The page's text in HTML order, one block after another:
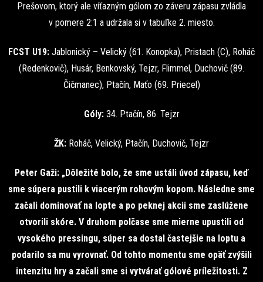
Prešovom, ktorý ale víťazným gólom zo záveru zápasu zvládla
v pomere 2:1 a udržala si v tabuľke 2. miesto.
FCST U19: Jablonický – Velický (61. Konopka), Pristach (C), Roháč
(Redenkovič), Husár, Benkovský, Tejzr, Flimmel, Duchovič (89.
Čičmanec), Ptačín, Maťo (69. Priecel)
Góly: 34. Ptačín, 86. Tejzr
ŽK: Roháč, Velický, Ptačín, Duchovič, Tejzr
Peter Gaži: „Dôležité bolo, že sme ustáli úvod zápasu, keď
sme súpera pustili k viacerým rohovým kopom. Následne sme
začali dominovať na lopte a po peknej akcii sme zaslúžene
otvorili skóre. V druhom polčase sme mierne upustili od
vysokého pressingu, súper sa dostal častejšie na loptu a
podarilo sa mu vyrovnať. Od tohto momentu sme opäť zvýšili
intenzitu hry a začali sme si vytvárať gólové príležitosti. Z